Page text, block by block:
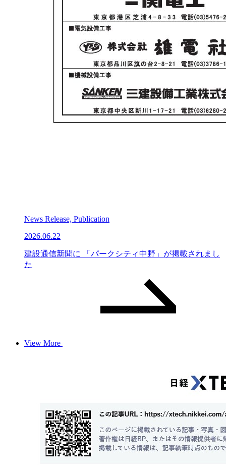
News Release, Publication
2026.06.22
建設通信新聞に 「パークシティ中野」が掲載されまし
た
View More